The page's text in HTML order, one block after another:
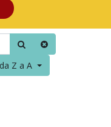
Z a A